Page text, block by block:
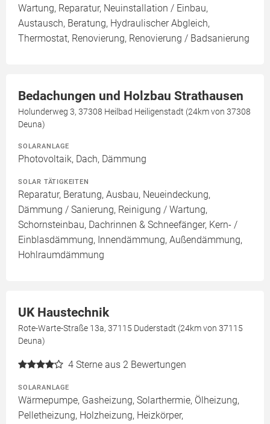
Wartung, Reparatur, Neuinstallation / Einbau,
Austausch, Beratung, Hydraulischer Abgleich,
Thermostat, Renovierung, Renovierung / Badsanierung
Bedachungen und Holzbau Strathausen
Holunderweg 3, 37308 Heilbad Heiligenstadt (24km von 37308
Deuna)
SOLARANLAGE
Photovoltaik, Dach, Dämmung
SOLAR TÄTIGKEITEN
Reparatur, Beratung, Ausbau, Neueindeckung,
Dämmung / Sanierung, Reinigung / Wartung,
Schornsteinbau, Dachrinnen & Schneefänger, Kern- /
Einblasdämmung, Innendämmung, Außendämmung,
Hohlraumdämmung
UK Haustechnik
Rote-Warte-Straße 13a, 37115 Duderstadt (24km von 37115
Deuna)
4 Sterne aus 2 Bewertungen
SOLARANLAGE
Wärmepumpe, Gasheizung, Solarthermie, Ölheizung,
Pelletheizung, Holzheizung, Heizkörper,